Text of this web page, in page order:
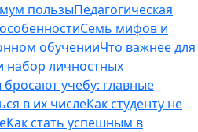
пользыПедагогическая
Семь мифов и
обученииЧто важнее для
набор личностных
учебу: главные
в их числеКак студенту не
Как стать успешным в